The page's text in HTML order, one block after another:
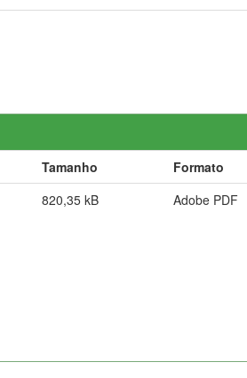
Tamanho
Formato
820,35 kB Adobe PDF